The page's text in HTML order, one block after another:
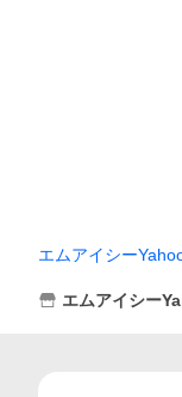
エムアイシー
エムアイシー